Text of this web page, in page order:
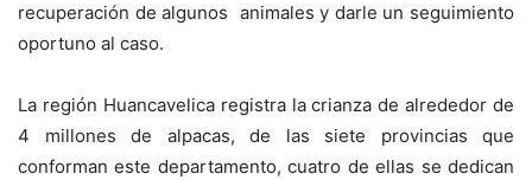
recuperación de algunos animales y darle un seguimiento
oportuno al caso.
La región Huancavelica registra la crianza de alrededor de
4 millones de alpacas, de las siete provincias que
conforman este departamento, cuatro de ellas se dedican